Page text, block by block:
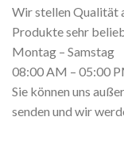
Wir stellen Qualität
Produkte sehr
Montag – Samstag
08:00 AM – 05:00
Sie können uns
senden und wir